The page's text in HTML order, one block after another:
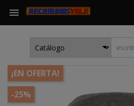

¡EN OFERTA!
-25%